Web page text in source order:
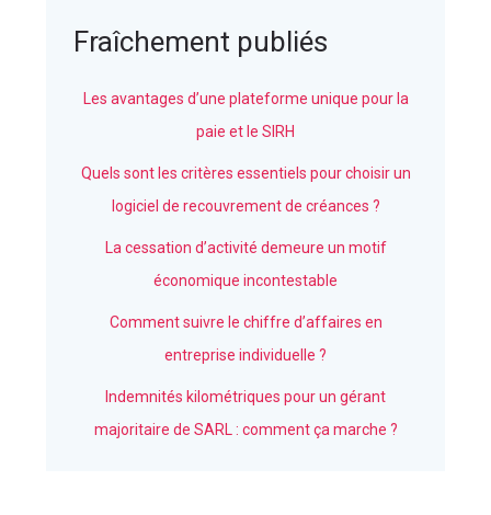
Fraîchement publiés
Les avantages d’une plateforme unique pour la
paie et le SIRH
Quels sont les critères essentiels pour choisir un
logiciel de recouvrement de créances ?
La cessation d’activité demeure un motif
économique incontestable
Comment suivre le chiffre d’affaires en
entreprise individuelle ?
Indemnités kilométriques pour un gérant
majoritaire de SARL : comment ça marche ?